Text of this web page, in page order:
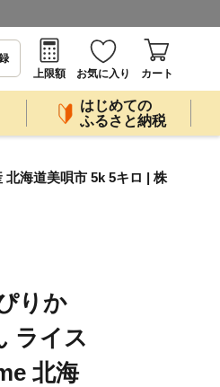
上限額
お気に入り カート
はじめての
ふるさと納税
海道美唄市 5k 5キロ | 株
りか
ライス
北海